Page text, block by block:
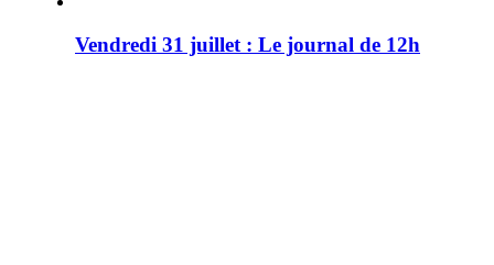
Vendredi 31 juillet : Le journal de 12h